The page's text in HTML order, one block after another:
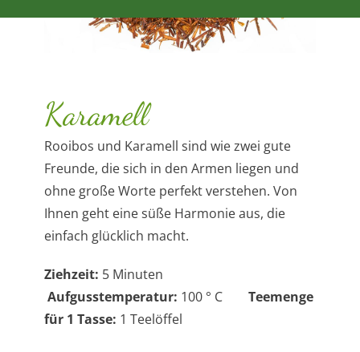
Karamell
Rooibos und Karamell sind wie zwei gute
Freunde, die sich in den Armen liegen und
ohne große Worte perfekt verstehen. Von
Ihnen geht eine süße Harmonie aus, die
einfach glücklich macht.
Ziehzeit: 5 Minuten
Aufgusstemperatur: 100 ° C Teemenge
für 1 Tasse: 1 Teelöffel